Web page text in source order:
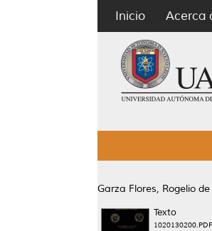
Inicio Acerca
Garza Flores, Rogelio de
Texto
1020130200.PDF